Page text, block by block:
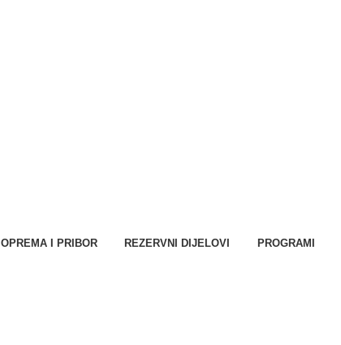
OPREMA I PRIBOR REZERVNI DIJELOVI PROGRAMI